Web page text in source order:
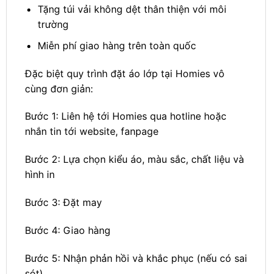
Tặng túi vải không dệt thân thiện với môi
trường
Miễn phí giao hàng trên toàn quốc
Đặc biệt quy trình đặt áo lớp tại Homies vô
cùng đơn giản:
Bước 1: Liên hệ tới Homies qua hotline hoặc
nhắn tin tới website, fanpage
Bước 2: Lựa chọn kiểu áo, màu sắc, chất liệu và
hình in
Bước 3: Đặt may
Bước 4: Giao hàng
Bước 5: Nhận phản hồi và khắc phục (nếu có sai